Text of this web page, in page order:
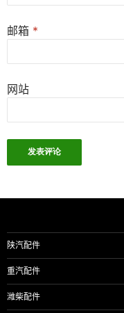
邮箱 *
网站
陕汽配件
重汽配件
潍柴配件